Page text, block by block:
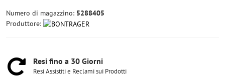
Numero di magazzino: 5288405
Produttore:
Resi fino a 30 Giorni
Resi Assistiti e Reclami sui Prodotti